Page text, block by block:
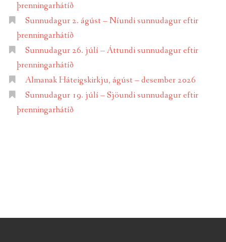
þrenningarhátíð
Sunnudagur 2. ágúst – Níundi sunnudagur eftir
þrenningarhátíð
Sunnudagur 26. júlí – Áttundi sunnudagur eftir
þrenningarhátíð
Almanak Háteigskirkju, ágúst – desember 2026
Sunnudagur 19. júlí – Sjöundi sunnudagur eftir
þrenningarhátíð